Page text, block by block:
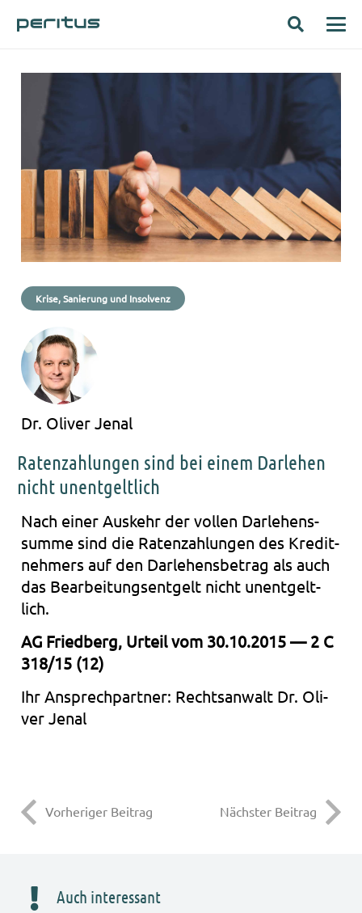
Krise, Sanierung und Insolvenz
Dr. Oliver Jenal
Ratenzahlungen sind bei einem Darlehen
nicht unentgeltlich
Nach einer Aus­kehr der vol­len Dar­le­hens­
sum­me sind die Raten­zah­lun­gen des Kre­dit­
neh­mers auf den Dar­le­hens­be­trag als auch
das Bear­bei­tungs­ent­gelt nicht unent­gelt­
lich.
AG Fried­berg, Urteil vom 30.10.2015 — 2 C
318/15 (12)
Ihr Ansprech­part­ner: Rechts­an­walt Dr. Oli­
ver Jenal
Vorheriger Beitrag Nächster Beitrag
Auch interessant